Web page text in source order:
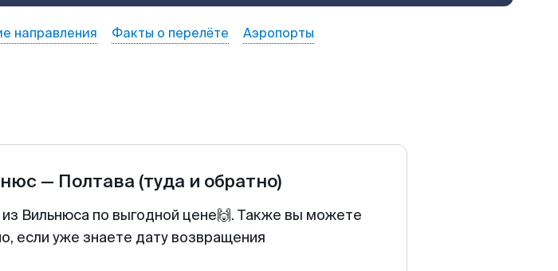
направления Факты о перелёте Аэропорты
— Полтава (туда и обратно)
Вильнюса по выгодной цене🙌. Также вы можете
если уже знаете дату возвращения